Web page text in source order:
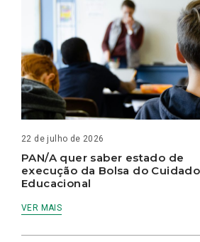
22 de julho de 2026
PAN/A quer saber estado de
execução da Bolsa do
Educacional
VER MAIS